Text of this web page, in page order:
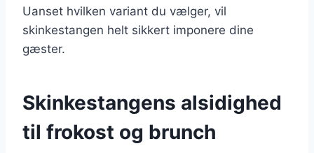
Uanset hvilken variant du vælger, vil
skinkestangen helt sikkert imponere dine
gæster.
Skinkestangens alsidighed
til frokost og brunch